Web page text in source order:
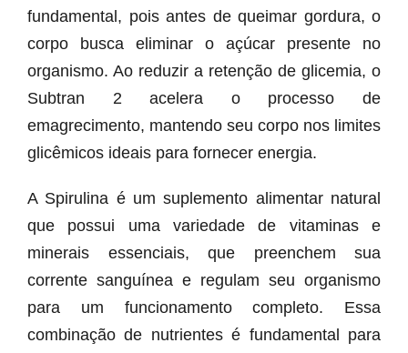
fundamental, pois antes de queimar gordura, o
corpo busca eliminar o açúcar presente no
organismo. Ao reduzir a retenção de glicemia, o
Subtran 2 acelera o processo de
emagrecimento, mantendo seu corpo nos limites
glicêmicos ideais para fornecer energia.
A Spirulina é um suplemento alimentar natural
que possui uma variedade de vitaminas e
minerais essenciais, que preenchem sua
corrente sanguínea e regulam seu organismo
para um funcionamento completo. Essa
combinação de nutrientes é fundamental para